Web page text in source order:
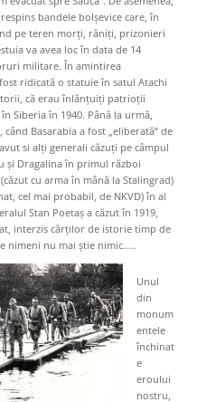
bandele bolșevice care, în
pe teren morți, răniți, prizonieri
va avea loc în data de 14
militare. În amintirea
ridicată o statuie în satul Atachi
că erau înlănțuiți patrioții
Siberia în 1940. Până la urmă,
Basarabia a fost „eliberată” de
si alți generali căzuți pe câmpul
și Dragalina în primul război
cu arma în mână la Stalingrad)
cel mai probabil, de NKVD) în al
Stan Poetaș a căzut în 1919,
interzis cărților de istorie timp de
nimeni nu mai știe nimic…..
Unul
din
monum
entele
închinat
e
eroului
nostru,